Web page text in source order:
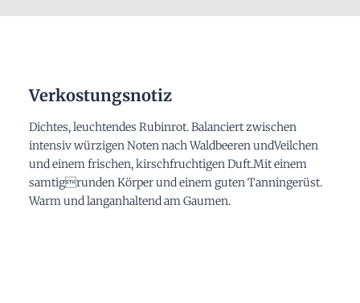
Verkostungsnotiz
Dichtes, leuchtendes Rubinrot. Balanciert zwischen
intensiv würzigen Noten nach Waldbeeren undVeilchen
und einem frischen, kirschfruchtigen Duft.Mit einem
samtigrunden Körper und einem guten Tanningerüst.
Warm und langanhaltend am Gaumen.